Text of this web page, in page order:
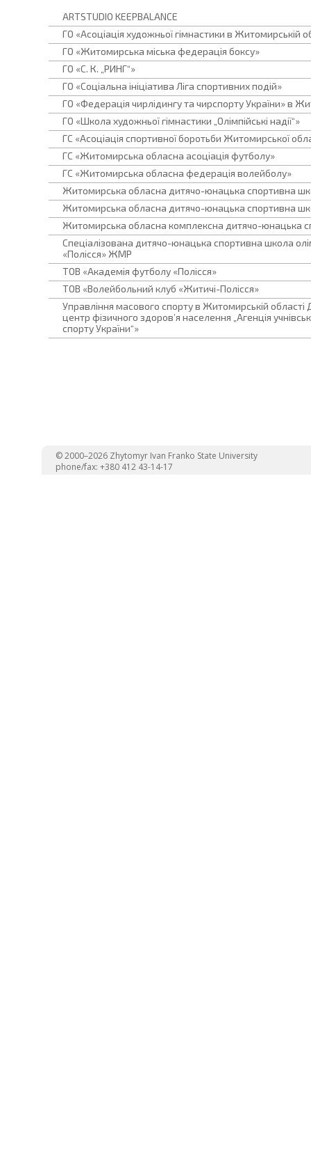
ARTSTUDIO KEEPBALANCE
ГО «Асоціація художньої гімнастики в Житомирській
ГО «Житомирська міська федерація боксу»
ГО «С. К. „РИНГ“»
ГО «Соціальна ініціатива Ліга спортивних подій»
ГО «Федерація чирлідингу та чирспорту України» в
ГО «Школа художньої гімнастики „Олімпійські надії“»
ГС «Асоціація спортивної боротьби Житомирської
ГС «Житомирська обласна асоціація футболу»
ГС «Житомирська обласна федерація волейболу»
Житомирська обласна дитячо-юнацька спортивна
Житомирська обласна дитячо-юнацька спортивна
Житомирська обласна комплексна дитячо-юнацька
Спеціалізована дитячо-юнацька спортивна школа
«Полісся» ЖМР
ТОВ «Академія футболу «Полісся»
ТОВ «Волейбольний клуб «Житичі-Полісся»
Управління масового спорту в Житомирській області
центр фізичного здоров’я населення „Агенція
спорту України“»
© 2000–2026 Zhytomyr Ivan Franko State University
phone/fax: +380 412 43-14-17